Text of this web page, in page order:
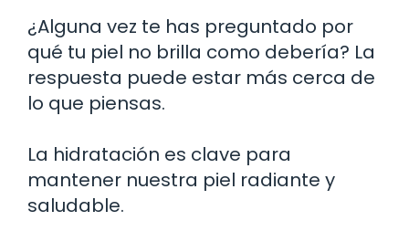
¿Alguna vez te has preguntado por
qué tu piel no brilla como debería? La
respuesta puede estar más cerca de
lo que piensas.
La hidratación es clave para
mantener nuestra piel radiante y
saludable.